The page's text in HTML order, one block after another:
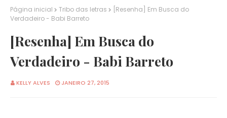
Página inicial Tribo das letras
[Resenha] Em Busca do
Verdadeiro - Babi Barreto
[Resenha] Em Busca do
Verdadeiro - Babi Barreto
KELLY ALVES JANEIRO 27, 2015